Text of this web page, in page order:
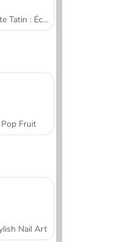
Tarte Tatin : École de cuisine de Sara
Pop Fruit
Nail Art